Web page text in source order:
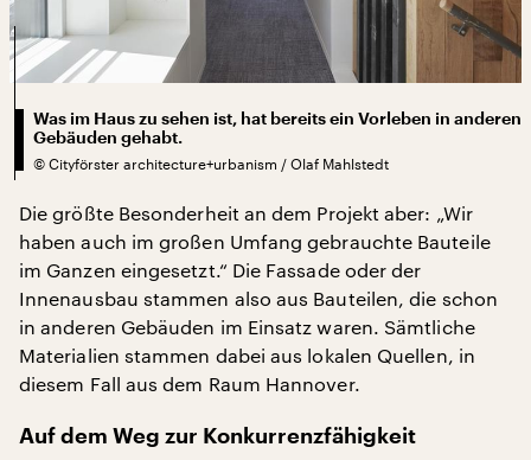
Was im Haus zu sehen ist, hat bereits ein Vorleben in anderen
Gebäuden gehabt.
© Cityförster architecture+urbanism / Olaf Mahlstedt
Die größte Besonderheit an dem Projekt aber: „Wir
haben auch im großen Umfang gebrauchte Bauteile
im Ganzen eingesetzt.“ Die Fassade oder der
Innenausbau stammen also aus Bauteilen, die schon
in anderen Gebäuden im Einsatz waren. Sämtliche
Materialien stammen dabei aus lokalen Quellen, in
diesem Fall aus dem Raum Hannover.
Auf dem Weg zur Konkurrenzfähigkeit